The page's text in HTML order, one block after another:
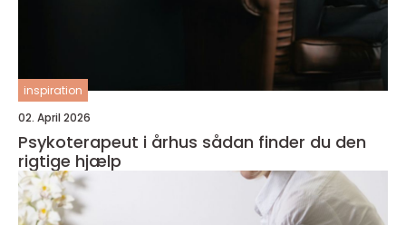
inspiration
02. April 2026
Psykoterapeut i århus sådan finder du den
rigtige hjælp